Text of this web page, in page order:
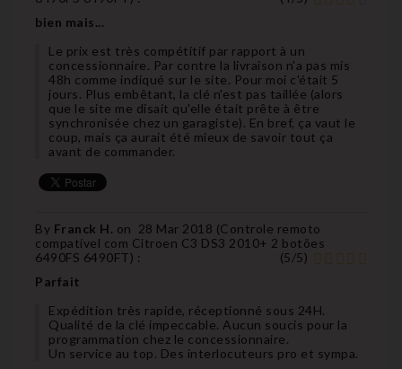
bien mais...
Le prix est très compétitif par rapport à un
concessionnaire. Par contre la livraison n'a pas mis
48h comme indiqué sur le site. Pour moi c'était 5
jours. Plus embêtant, la clé n'est pas taillée (alors
que le site me disait qu'elle était prête à être
synchronisée chez un garagiste). En bref, ça vaut le
coup, mais ça aurait été mieux de savoir tout ça
avant de commander.
By Franck H. on 28 Mar 2018 (Controle remoto
compatível com Citroen C3 DS3 2010+ 2 botões
6490FS 6490FT) : (5/5)
Parfait
Expédition très rapide, réceptionné sous 24H.
Qualité de la clé impeccable. Aucun soucis pour la
programmation chez le concessionnaire.
Un service au top. Des interlocuteurs pro et sympa.